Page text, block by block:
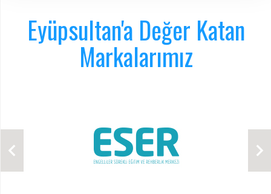
Eyüpsultan'a Değer Katan
Markalarımız